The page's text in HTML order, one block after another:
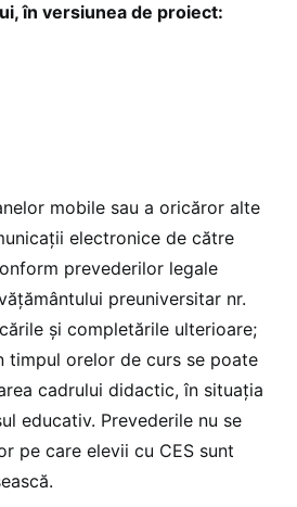
în versiunea de proiect:
mobile sau a oricăror alte
electronice de către
prevederilor legale
preuniversitar nr.
și completările ulterioare;
timpul orelor de curs se poate
cadrului didactic, în situația
educativ. Prevederile nu se
pe care elevii cu CES sunt